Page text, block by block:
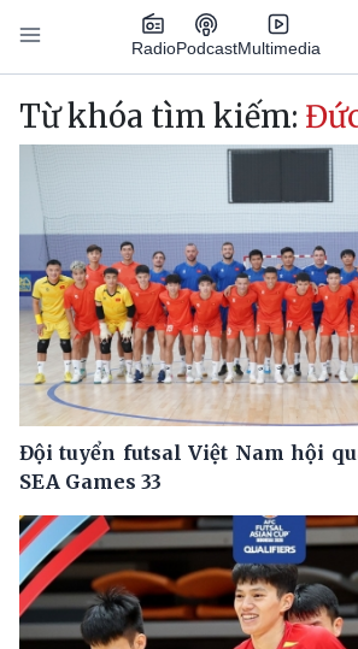
Nhảy đến nội dung
RadioPodcastMultimedia
Main navigation
Từ khóa tìm kiếm:
Đội tuyển futsal Việt Nam hội
SEA Games 33